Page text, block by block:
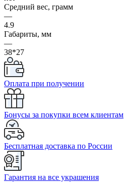
Средний вес, грамм
—
4.9
Габариты, мм
—
38*27
Оплата при получении
Бонусы за покупки всем клиентам
Бесплатная доставка по России
Гарантия на все украшения